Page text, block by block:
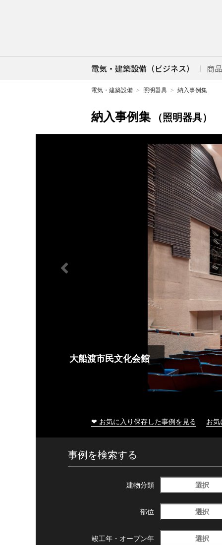
電気・建築設備（ビジネス） 商
電気・建築設備 照明器具 納入事例集
納入事例集 （照明器具）
大船渡市民文化会館
❤ お気に入り保存した事例を見る お
事例を検索する
建物分類 選択
部位 選択
竣工年・ オープン年 選択